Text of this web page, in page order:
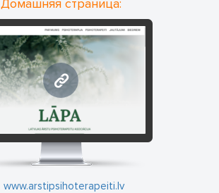
Домашняя страница:
www.arstipsihoterapeiti.lv
www.arstipsihoterapeiti.lv